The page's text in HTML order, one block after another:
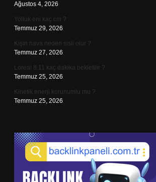
Ağustos 4, 2026
Yolluk eni kaç cm ?
Temmuz 29, 2026
Kışın hava neden sisli olur ?
Temmuz 27, 2026
Loreal 8.11 kaç dakika bekletilir ?
Temmuz 25, 2026
Kinetik enerji korunumlu mu ?
Temmuz 25, 2026